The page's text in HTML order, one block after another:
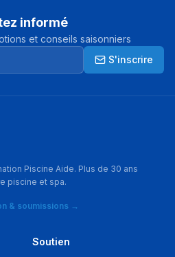
informé
et conseils saisonniers
S'inscrire
Piscine Aide. Plus de 30 ans
piscine et spa.
& soumissions →
Soutien